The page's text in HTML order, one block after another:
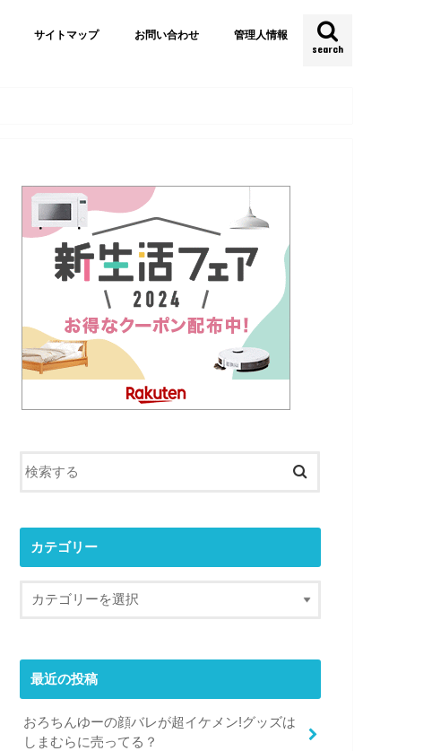
search
サイトマップ お問い合わせ 管理人情報
カテゴリー
最近の投稿
おろちんゆーの顔バレが超イケメン!グッズは
しまむらに売ってる？